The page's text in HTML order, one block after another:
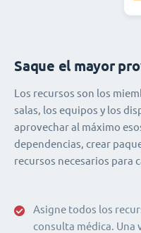
Asigne todos los
consulta médica. Una
Saque el mayor
Los recursos son los
salas, los equipos y los
aprovechar al máximo
dependencias, crear
recursos necesarios para